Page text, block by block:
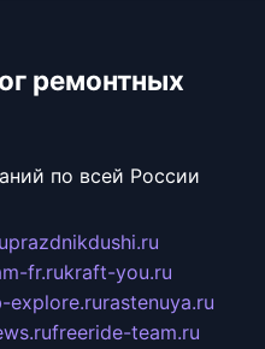
ремонтных
по всей России
prazdnikdushi.ru
fr.rukraft-you.ru
explore.rurastenuya.ru
freeride-team.ru